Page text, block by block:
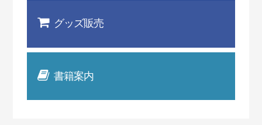
グッズ販売
書籍案内